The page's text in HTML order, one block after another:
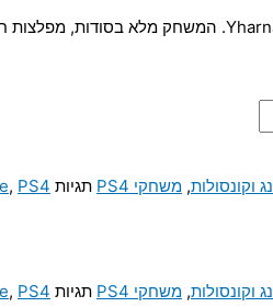
וקונסולות, משחקי PS4 תגיות , PS4
וקונסולות, משחקי PS4 תגיות , PS4